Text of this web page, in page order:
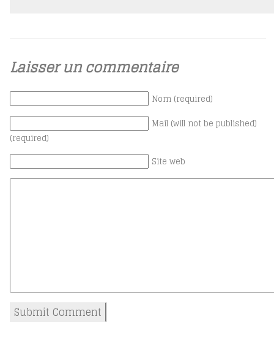
Laisser un commentaire
Nom (required)
Mail (will not be published)
(required)
Site web